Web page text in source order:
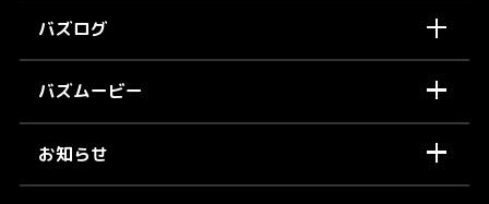
バズログ
バズムービー
お知らせ